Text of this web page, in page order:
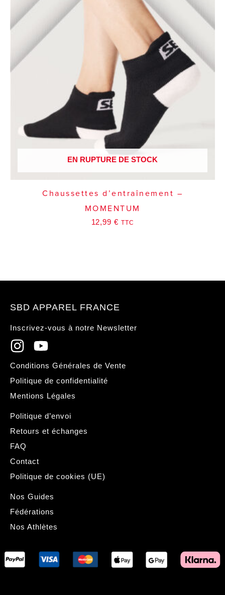
EN RUPTURE DE STOCK
Chaussettes d’entraînement –
MOMENTUM
12,99 € TTC
SBD APPAREL FRANCE
Inscrivez-vous à notre Newsletter
Conditions Générales de Vente
Politique de confidentialité
Mentions Légales
Politique d’envoi
Retours et échanges
FAQ
Contact
Politique de cookies (UE)
Nos Guides
Fédérations
Nos Athlètes